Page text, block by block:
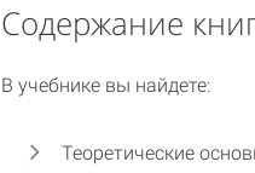
Содержание
В учебнике вы найдете:
Теоретические